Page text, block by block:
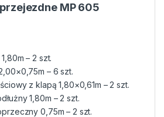
MP 605
– 2 szt.
– 6 szt.
z klapą 1,80×0,61m – 2 szt.
1,80m – 2 szt.
0,75m – 2 szt.